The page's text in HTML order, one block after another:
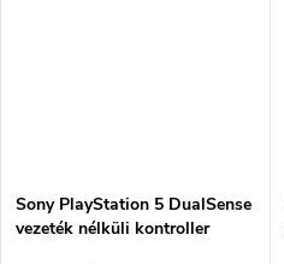
Sony PlayStation 5 DualSense
vezeték nélküli kontroller